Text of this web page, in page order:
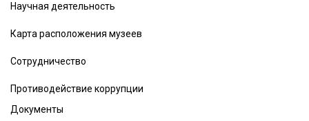
Научная деятельность
Карта расположения музеев
Сотрудничество
Противодействие коррупции
Документы